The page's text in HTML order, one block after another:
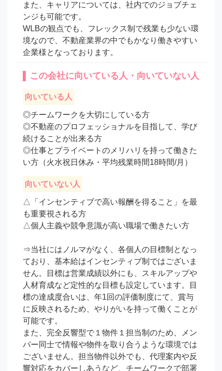
また、キャリアについては、社内でのジョブチェ
ンジも可能です。
WLBの観点でも、フレックス制で残業も少ない環
境なので、不動産業界の中でもかなり働きやすい
企業様となっております。
この会社に向いている人・向いていない人
向いている人
◎チームワークを大切にしている方
◎不動産のプロフェッショナルを目指して、学び
続けることが出来る方
◎仕事とプライベートのメリハリを持って働きた
い方（火水祝日休み・平均残業時間18時間/月）
向いていない人
△「インセンティブで高い報酬を得ること」を最
も重要視される方
△個人主義や競争意識が高い職場で働きたい方
⇒当社にはノルマがなく、各個人の目標制となっ
ており、基本給はインセンティブ制ではございま
せん。目標は営業成績以外にも、スキルアップや
人材育成など定性的な目標も設定しています。目
標の達成度合いは、年1回の評価制度にて、賞与
に反映されるため、やりがいを持って働くことが
可能です。
また、完全反響型で１物件１担当制のため、メン
バー同士で情報や物件を取り合うような環境では
ございません。担当物件以外でも、代理案内や反
響対応をカバーしあうなど、チームワークで部署